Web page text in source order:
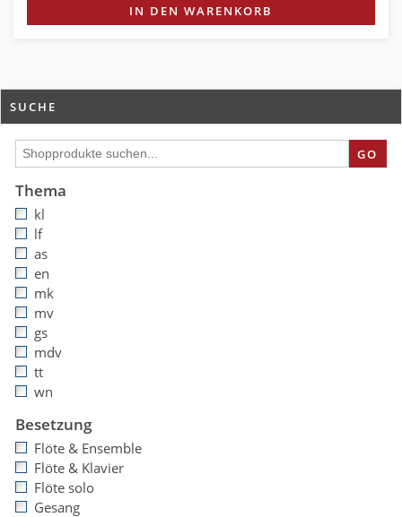
IN DEN WARENKORB
SUCHE
GO
Thema
kl
lf
as
en
mk
mv
gs
mdv
tt
wn
Besetzung
Flöte & Ensemble
Flöte & Klavier
Flöte solo
Gesang